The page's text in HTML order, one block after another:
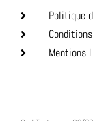
Politique
Mentions